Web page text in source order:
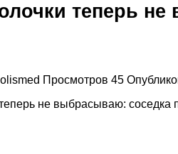
теперь
Просмотров 45